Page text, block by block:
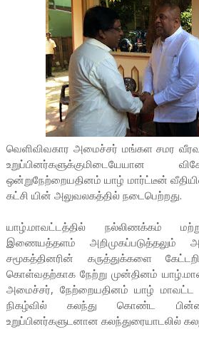
வெளிவிவகார அமைச்சர் மங்கள சமர
உறுப்பினர்களுக்குமிடையேயான
ஒன்றுநேற்றையதினம் யாழ் மார்ட்டீன்
கட்சி யின் அலுவலகத்தில் நடைபெற்றது.
யாழ்.மாவட்டத்தில் நல்லிணக்கம்
இணையத்தளம் அறிமுகப்படுத்தலும்
சமூகத்தினரின் கருத்துக்களை
கொள்வதற்காக நேற்று முன்தினம்
அமைச்சர், நேற்றையதினம் யாழ் மாவட்ட
நிகழ்வில் கலந்து கொண்ட
உறுப்பினர்களுடனான கலந்துரையாடலில்